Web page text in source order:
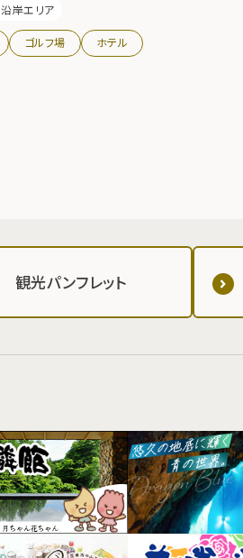
沿岸エリア
ゴルフ場 ホテル
観光パンフレット